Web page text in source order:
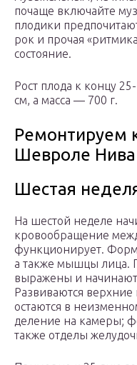
почаще включайте
плодики
рок и прочая
состояние.
Рост плода к концу
см, а масса — 700 г.
Ремонтируем
Шевроле Нива
Шестая
На шестой неделе
кровообращение
функционирует.
а также мышцы лица.
выражены и
Развиваются
остаются в
деление на камеры;
также отделы